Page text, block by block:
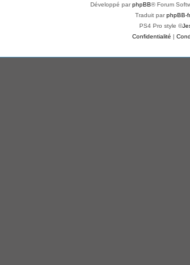
Développé parphpBB® Forum
Traduit parphpBB-
PS4 Pro style ©
Confidentialité |